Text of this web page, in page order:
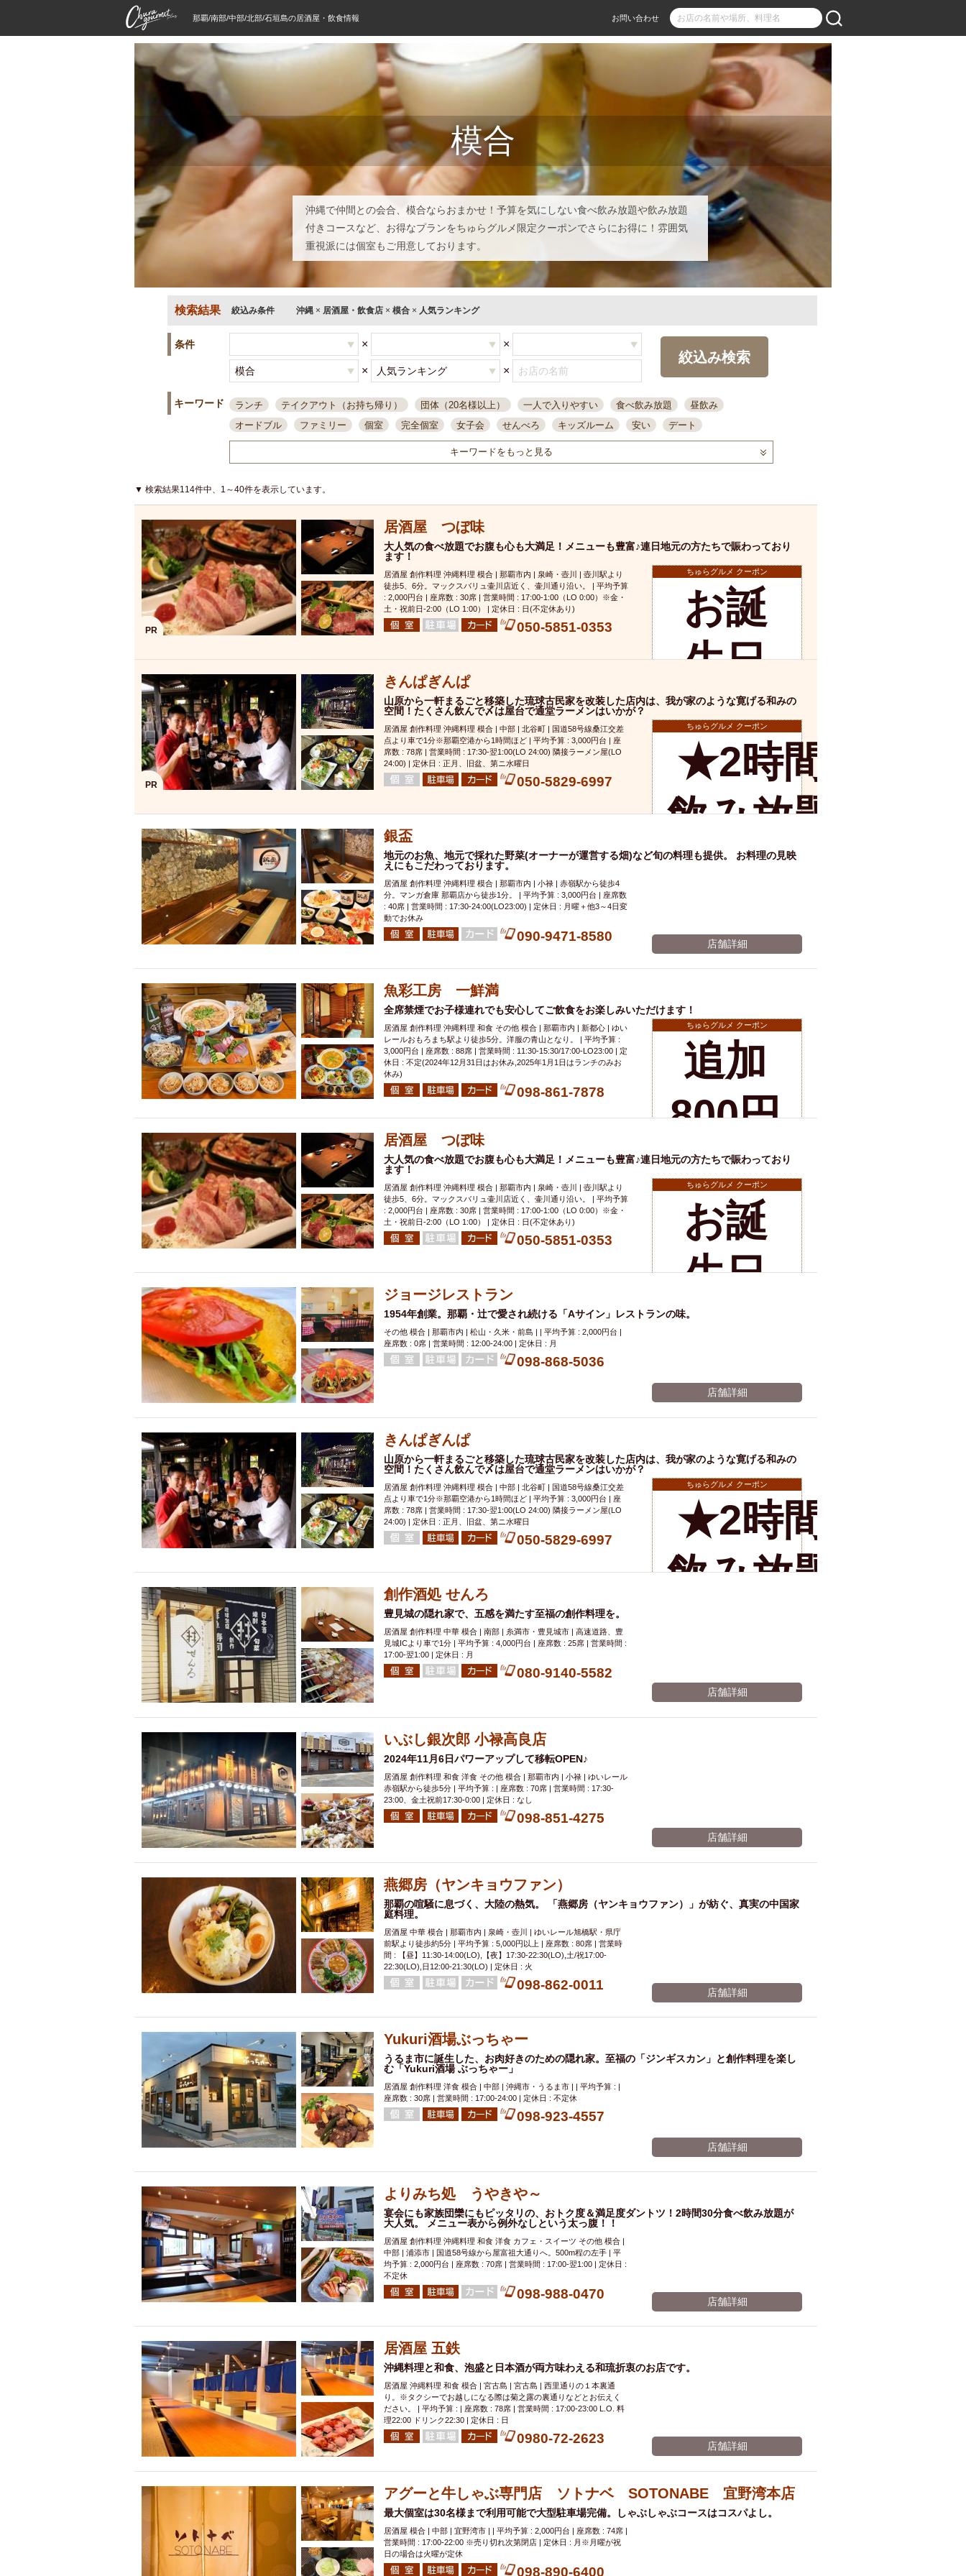
那覇/南部/中部/北部/石垣島の居酒屋・飲食情報 お問い合わせ
模合
沖縄で仲間との会合、模合ならおまかせ！予算を気にしない食べ飲み放題や飲み放題
付きコースなど、お得なプランをちゅらグルメ限定クーポンでさらにお得に！雰囲気
重視派には個室もご用意しております。
検索結果 絞込み条件 沖縄 × 居酒屋・飲食店 × 模合 × 人気ランキング
条件 × ×
× ×
絞込み検索
キーワード ランチ テイクアウト（お持ち帰り） 団体（20名様以上） 一人で入りやすい 食べ飲み放題
昼飲み
オードブル
ファミリー 個室 完全個室 女子会 せんべろ キッズルーム 安い
デート
一人飲み 誕生日 大人数
接待・会食
ちょい飲み コスパ最高 肉料理 模合 インスタ映え 座敷席 記念日 泡盛
喫煙可
結婚式二次会
朝まで営業
夜10時以降入店可
県産魚 焼鳥 忘年会コース レモンサワー 観光客に人気 大部屋30名
カウンター
貸切可
落ち着いた空間 4000円台コース
カード可
厳選日本酒 鮮魚 大衆酒場 ノンアルコールビール ウィスキー テレビ 飲み会
掘りごたつ
3000円台コース
ピザ 焼酎
クーポン
アサヒスーパードライ
県庁前駅周辺 大部屋40名 旭橋駅周辺 沖縄料理 スイーツ
大部屋50名以上～
オリオン 海ぶどう パスタ 民謡・生演奏 気軽に一杯
店内全面禁煙
ハッピーアワー
アグー豚 プレミアムモルツ 貝づくし 燻製料理
美栄橋駅周辺
マトン・ラム肉
アレルギー対応可能
牧志駅周辺 ペット同伴 ビアガーデン
ダイエット中におススメ
沖縄そば 串揚げ バレンタイン 立ち飲み 5000円以上コース 地中海料理
鍋
ソファー
激辛料理 石垣牛 アヒージョ アサヒ 割烹 女性専用トイレあり
入店１時間が安い
ファーストフード
スペシャルディナー ホルモン(もつ) 炭火焼 ペイディ（給料日）
野菜巻き串
スクリーン
スペインバル・イタリアンバール 食べ放題 動物カフェ＆バー 屋富祖地区
ジンギスカン
カニ
カフェ ジビエ 安里駅周辺 アジア・エスニック 熱燗 生け簀 イタリアン
炉端焼き
ふぐ料理
ホッピー
焼肉 電気ブラン エビスビール
マイク
サッポロ 昼宴会 イベリコ豚 山盛、メガ盛り 日本そば 冬限定メニュー
おでん
市立病院前駅周辺
中華 お好み焼き・もんじゃ オーガニック
綺麗orお洒落なトイレ
ランチバイキング フルーツハイボール 飲み比べセット
クラフトビール
鉄板焼き 幹事様特典 おばんざい チーズタッカルビ 奥武山公園駅周辺
壺川駅周辺
秋限定メニュー 春限定メニュー フレンチ
キーワードをもっと見る
▼ 検索結果114件中、1～40件を表示しています。
PR
居酒屋 つぼ味
大人気の食べ放題でお腹も心も大満足！メニューも豊富♪連日地元の方たちで賑わっており
ます！
居酒屋 創作料理 沖縄料理 模合 | 那覇市内 | 泉崎・壺川 | 壺川駅より
徒歩5、6分。マックスバリュ壷川店近く、壷川通り沿い。 | 平均予算
: 2,000円台 | 座席数 : 30席 | 営業時間 : 17:00-1:00（LO 0:00）※金・
土・祝前日-2:00（LO 1:00） | 定休日 : 日(不定休あり)
050-5851-0353
ちゅらグルメ クーポン
お誕
生日
のお
客様
に乾
杯ワ
イン
ボト
ルプ
レゼ
ント
※有効期限2026年11月08日まで
PR
きんぱぎんぱ
山原から一軒まるごと移築した琉球古民家を改装した店内は、我が家のような寛げる和みの
空間！たくさん飲んで〆は屋台で通堂ラーメンはいかが？
居酒屋 創作料理 沖縄料理 模合 | 中部 | 北谷町 | 国道58号線桑江交差
点より車で1分※那覇空港から1時間ほど | 平均予算 : 3,000円台 | 座
席数 : 78席 | 営業時間 : 17:30-翌1:00(LO 24:00) 隣接ラーメン屋(LO
24:00) | 定休日 : 正月、旧盆、第ニ水曜日
050-5829-6997
ちゅらグルメ クーポン
★2時間半
飲み放題の
み
￥2500★→
3時間に♪
※有効期限2026年11月08日まで
銀盃
地元のお魚、地元で採れた野菜(オーナーが運営する畑)など旬の料理も提供。 お料理の見映
えにもこだわっております。
居酒屋 創作料理 沖縄料理 模合 | 那覇市内 | 小禄 | 赤嶺駅から徒歩4
分。マンガ倉庫 那覇店から徒歩1分。 | 平均予算 : 3,000円台 | 座席数
: 40席 | 営業時間 : 17:30-24:00(LO23:00) | 定休日 : 月曜＋他3～4日変
動でお休み
090-9471-8580 店舗詳細
魚彩工房 一鮮満
全席禁煙でお子様連れでも安心してご飲食をお楽しみいただけます！
居酒屋 創作料理 沖縄料理 和食 その他 模合 | 那覇市内 | 新都心 | ゆい
レールおもろまち駅より徒歩5分。洋服の青山となり。 | 平均予算 :
3,000円台 | 座席数 : 88席 | 営業時間 : 11:30-15:30/17:00-LO23:00 | 定
休日 : 不定(2024年12月31日はお休み,2025年1月1日はランチのみお
休み)
098-861-7878
ちゅらグルメ クーポン
追加
800円
で飲
み放
題が
麦職
人→
オン
ザ ド
変更
居酒屋 つぼ味
大人気の食べ放題でお腹も心も大満足！メニューも豊富♪連日地元の方たちで賑わっており
ます！
居酒屋 創作料理 沖縄料理 模合 | 那覇市内 | 泉崎・壺川 | 壺川駅より
徒歩5、6分。マックスバリュ壷川店近く、壷川通り沿い。 | 平均予算
: 2,000円台 | 座席数 : 30席 | 営業時間 : 17:00-1:00（LO 0:00）※金・
土・祝前日-2:00（LO 1:00） | 定休日 : 日(不定休あり)
050-5851-0353
ちゅらグルメ クーポン
お誕
生日
のお
客様
杯ワ
イン
レゼ
ジョージレストラン
1954年創業。那覇・辻で愛され続ける「Aサイン」レストランの味。
その他 模合 | 那覇市内 | 松山・久米・前島 | | 平均予算 : 2,000円台 |
座席数 : 0席 | 営業時間 : 12:00-24:00 | 定休日 : 月
098-868-5036
店舗詳細
きんぱぎんぱ
山原から一軒まるごと移築した琉球古民家を改装した店内は、我が家のような寛げる和みの
空間！たくさん飲んで〆は屋台で通堂ラーメンはいかが？
居酒屋 創作料理 沖縄料理 模合 | 中部 | 北谷町 | 国道58号線桑江交差
点より車で1分※那覇空港から1時間ほど | 平均予算 : 3,000円台 | 座
席数 : 78席 | 営業時間 : 17:30-翌1:00(LO 24:00) 隣接ラーメン屋(LO
24:00) | 定休日 : 正月、旧盆、第ニ水曜日
050-5829-6997
ちゅらグルメ クーポン
★2時間半
飲み放題の
￥2500★→
創作酒処 せんろ
豊見城の隠れ家で、五感を満たす至福の創作料理を。
居酒屋 創作料理 中華 模合 | 南部 | 糸満市・豊見城市 | 高速道路、豊
見城ICより車で1分 | 平均予算 : 4,000円台 | 座席数 : 25席 | 営業時間 :
17:00-翌1:00 | 定休日 : 月
080-9140-5582
店舗詳細
いぶし銀次郎 小禄高良店
2024年11月6日パワーアップして移転OPEN♪
居酒屋 創作料理 和食 洋食 その他 模合 | 那覇市内 | 小禄 | ゆいレール
赤嶺駅から徒歩5分 | 平均予算 : | 座席数 : 70席 | 営業時間 : 17:30-
23:00、金土祝前17:30-0:00 | 定休日 : なし
098-851-4275
店舗詳細
燕郷房（ヤンキョウファン）
那覇の喧騒に息づく、大陸の熱気。 「燕郷房（ヤンキョウファン）」が紡ぐ、真実の中国家
庭料理。
居酒屋 中華 模合 | 那覇市内 | 泉崎・壺川 | ゆいレール旭橋駅・県庁
前駅より徒歩約5分 | 平均予算 : 5,000円以上 | 座席数 : 80席 | 営業時
間 : 【昼】11:30-14:00(LO),【夜】17:30-22:30(LO),土/祝17:00-
22:30(LO),日12:00-21:30(LO) | 定休日 : 火
098-862-0011 店舗詳細
Yukuri酒場ぶっちゃー
うるま市に誕生した、お肉好きのための隠れ家。至福の「ジンギスカン」と創作料理を楽し
む「Yukuri酒場 ぶっちゃー」
居酒屋 創作料理 洋食 模合 | 中部 | 沖縄市・うるま市 | | 平均予算 : |
座席数 : 30席 | 営業時間 : 17:00-24:00 | 定休日 : 不定休
098-923-4557
店舗詳細
よりみち処 うやきや～
宴会にも家族団欒にもピッタリの、おトク度＆満足度ダントツ！2時間30分食べ飲み放題が
大人気。 メニュー表から例外なしという太っ腹！！
居酒屋 創作料理 沖縄料理 和食 洋食 カフェ・スイーツ その他 模合 |
中部 | 浦添市 | 国道58号線から屋富祖大通りへ。500m程の左手 | 平
均予算 : 2,000円台 | 座席数 : 70席 | 営業時間 : 17:00-翌1:00 | 定休日 :
不定休
098-988-0470 店舗詳細
居酒屋 五鉄
沖縄料理と和食、泡盛と日本酒が両方味わえる和琉折衷のお店です。
居酒屋 沖縄料理 和食 模合 | 宮古島 | 宮古島 | 西里通りの１本裏通
り。※タクシーでお越しになる際は菊之露の裏通りなどとお伝えく
ださい。 | 平均予算 : | 座席数 : 78席 | 営業時間 : 17:00-23:00 L.O. 料
理22:00 ドリンク22:30 | 定休日 : 日
0980-72-2623 店舗詳細
アグーと牛しゃぶ専門店 ソトナベ SOTONABE 宜野湾本店
最大個室は30名様まで利用可能で大型駐車場完備。しゃぶしゃぶコースはコスパよし。
居酒屋 模合 | 中部 | 宜野湾市 | | 平均予算 : 2,000円台 | 座席数 : 74席 |
営業時間 : 17:00-22:00 ※売り切れ次第閉店 | 定休日 : 月※月曜が祝
日の場合は火曜が定休
098-890-6400